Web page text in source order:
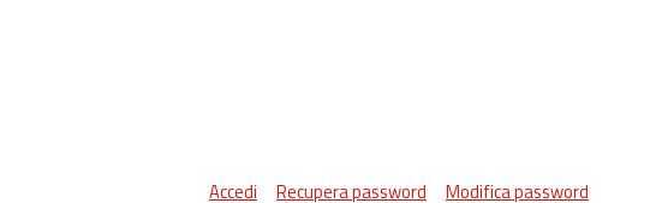
Accedi Recupera password Modifica password